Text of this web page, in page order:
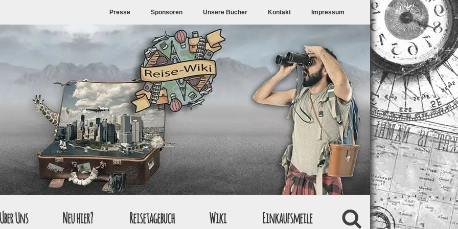
Presse Sponsoren Unsere Bücher Kontakt Impressum
Uns Neu hier? Reisetagebuch Wiki Einkaufsmeile